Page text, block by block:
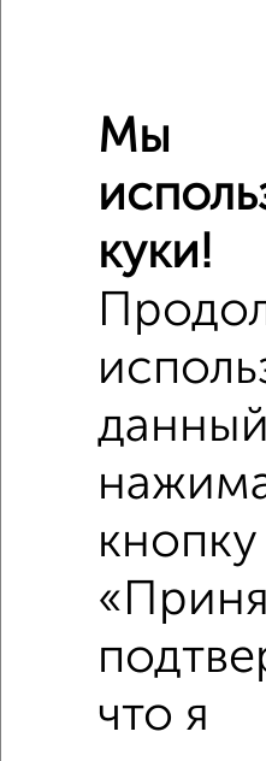
Сравнение средних
Студия квартиры с
Это предложение
Мы
куки!
кнопку
что я